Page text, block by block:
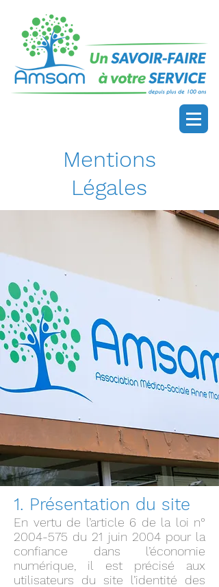
Mentions
Légales
1. Présentation du site
En vertu de l’article 6 de la loi n°
2004-575 du 21 juin 2004 pour la
confiance dans l’économie
numérique, il est précisé aux
utilisateurs du site l’identité des